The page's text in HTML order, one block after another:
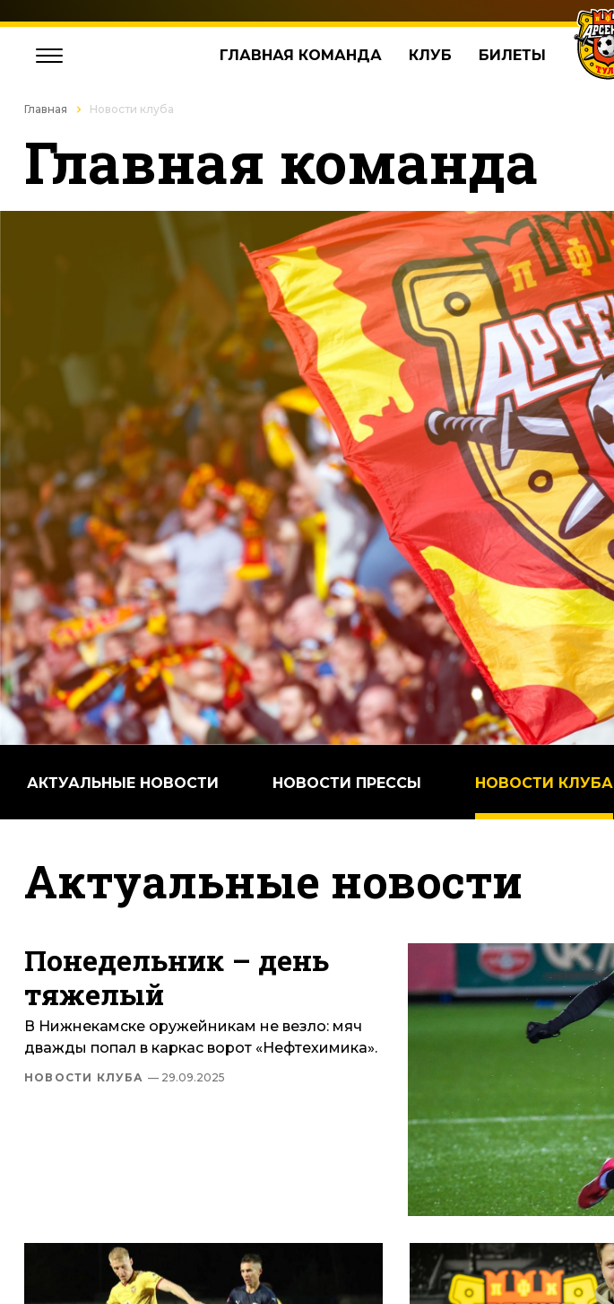
ГЛАВНАЯ КОМАНДА КЛУБ БИЛЕТЫ
Главная Новости клуба
Главная команда
АКТУАЛЬНЫЕ НОВОСТИ НОВОСТИ ПРЕССЫ НОВОСТИ КЛУБА
Актуальные новости
Понедельник – день
тяжелый
В Нижнекамске оружейникам не везло: мяч
дважды попал в каркас ворот «Нефтехимика».
НОВОСТИ КЛУБА — 29.09.2025